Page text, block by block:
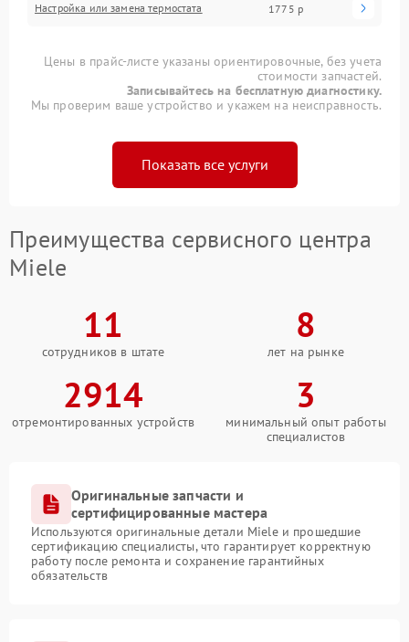
Настройка или замена термостата 1775 р
Цены в прайс-листе указаны ориентировочные, без учета
стоимости запчастей.
Записывайтесь на бесплатную диагностику.
Мы проверим ваше устройство и укажем на неисправность.
Показать все услуги
Преимущества сервисного центра
Miele
11
сотрудников в штате
8
лет на рынке
2914
отремонтированных устройств
3
минимальный опыт работы
специалистов
Оригинальные запчасти и
сертифицированные мастера
Используются оригинальные детали Miele и прошедшие
сертификацию специалисты, что гарантирует корректную
работу после ремонта и сохранение гарантийных
обязательств